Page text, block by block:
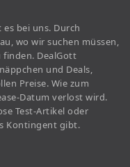
bei uns. Durch
wo wir suchen müssen,
finden. DealGott
und Deals,
Preise. Wie zum
Datum verlost wird.
Test-Artikel oder
Kontingent gibt.